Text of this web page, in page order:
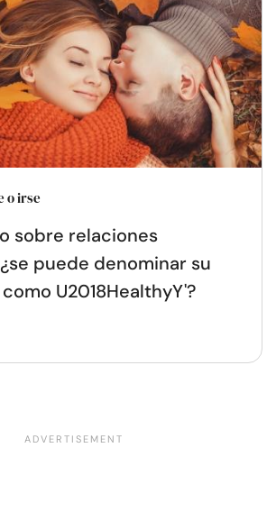
o irse
sobre relaciones
puede denominar su
U2018HealthyY'?